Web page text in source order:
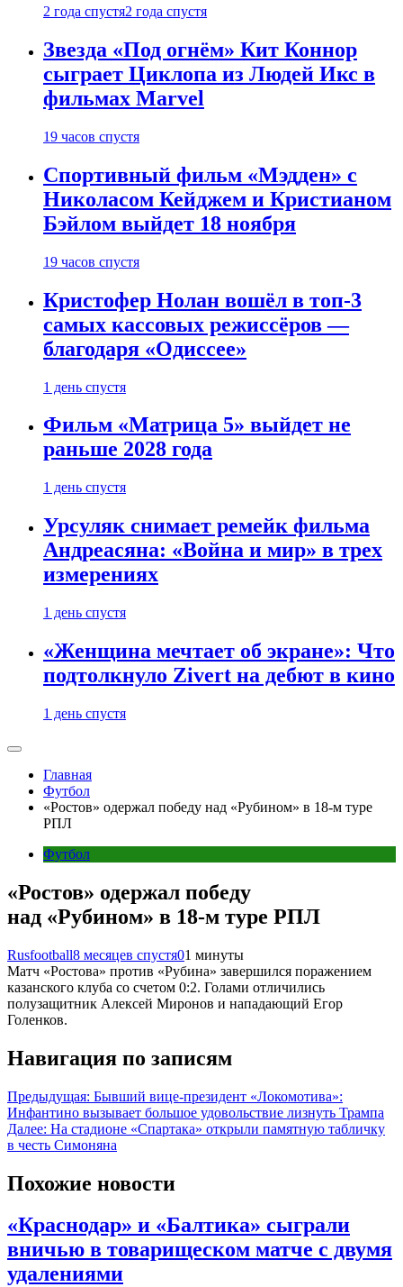
2 года спустя2 года спустя
Звезда «Под огнём» Кит Коннор
сыграет Циклопа из Людей Икс в
фильмах Marvel
19 часов спустя
Спортивный фильм «Мэдден» с
Николасом Кейджем и Кристианом
Бэйлом выйдет 18 ноября
19 часов спустя
Кристофер Нолан вошёл в топ-3
самых кассовых режиссёров —
благодаря «Одиссее»
1 день спустя
Фильм «Матрица 5» выйдет не
раньше 2028 года
1 день спустя
Урсуляк снимает ремейк фильма
Андреасяна: «Война и мир» в трех
измерениях
1 день спустя
«Женщина мечтает об экране»: Что
подтолкнуло Zivert на дебют в кино
1 день спустя
Главная
Футбол
«Ростов» одержал победу над «Рубином» в 18-м туре
РПЛ
Футбол
«Ростов» одержал победу
над «Рубином» в 18-м туре РПЛ
Rusfootball8 месяцев спустя01 минуты
Матч «Ростова» против «Рубина» завершился поражением
казанского клуба со счетом 0:2. Голами отличились
полузащитник Алексей Миронов и нападающий Егор
Голенков.
Навигация по записям
Предыдущая: Бывший вице-президент «Локомотива»:
Инфантино вызывает большое удовольствие лизнуть Трампа
Далее: На стадионе «Спартака» открыли памятную табличку
в честь Симоняна
Похожие новости
«Краснодар» и «Балтика» сыграли
вничью в товарищеском матче с двумя
удалениями